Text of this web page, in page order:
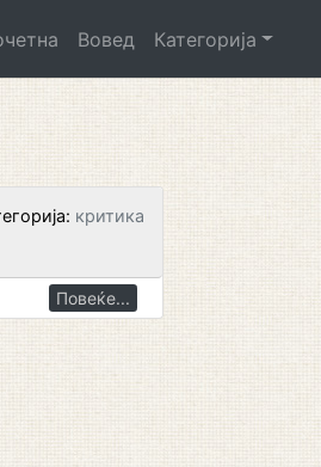
Вовед Категорија
критика
Повеќе...